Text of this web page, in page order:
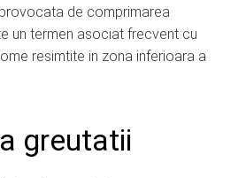
de comprimarea
un termen asociat frecvent cu
resimtite in zona inferioara a
greutatii